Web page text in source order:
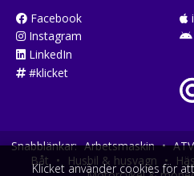
Facebook
Instagram
LinkedIn
#klicket
Snabblänkar: Arbetsmaskin •
Båt • Husbil & husvagn •
Klicket använder cookies för